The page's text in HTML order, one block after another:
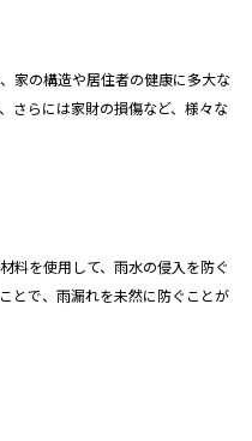
家の構造や居住者の健康に多大な
さらには家財の損傷など、様々な
料を使用して、雨水の侵入を防ぐ
とで、雨漏れを未然に防ぐことが